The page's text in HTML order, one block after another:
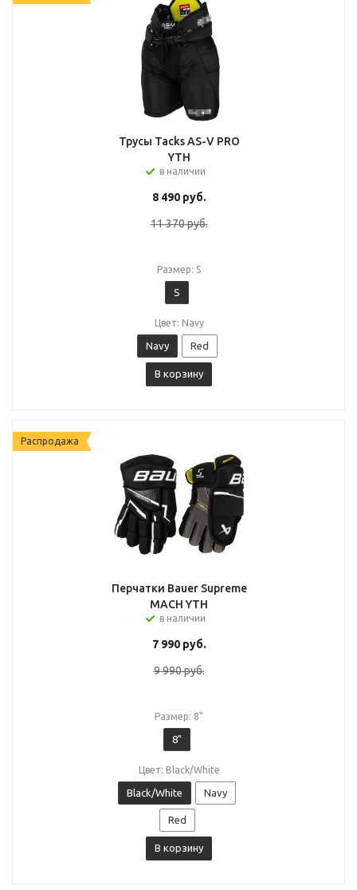
Трусы Tacks AS-V PRO
YTH
в наличии
8 490руб.
11 370руб.
Размер: S
S
Цвет: Navy
Navy Red
В корзину
Распродажа
Перчатки Bauer Supreme
MACH YTH
в наличии
7 990руб.
9 990руб.
Размер: 8"
8"
Цвет: Black/White
Black/White Navy
Red
В корзину